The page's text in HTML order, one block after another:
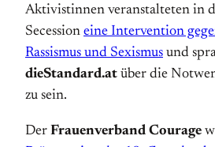
Aktivistinnen veranstalteten in
Secession eine Intervention
Rassismus und Sexismus und
dieStandard.at über die
zu sein.
Der Frauenverband Courage